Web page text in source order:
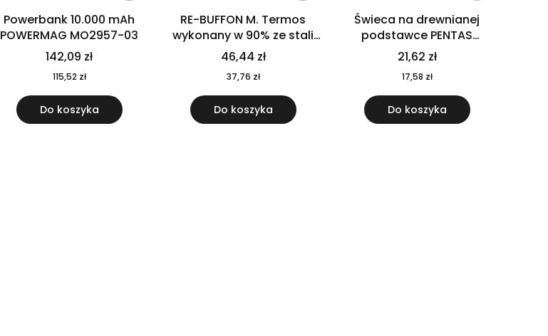
Powerbank 10.000 mAh
POWERMAG MO2957-03
142,09 zł
115,52 zł
Do koszyka
RE-BUFFON M. Termos
wykonany w 90% ze stali
nierdzewnej pochodzącej z
recyklingu 520 ml 94294
46,44 zł
37,76 zł
Do koszyka
Świeca na drewnianej
podstawce PENTAS
MO6282-40
21,62 zł
17,58 zł
Do koszyka